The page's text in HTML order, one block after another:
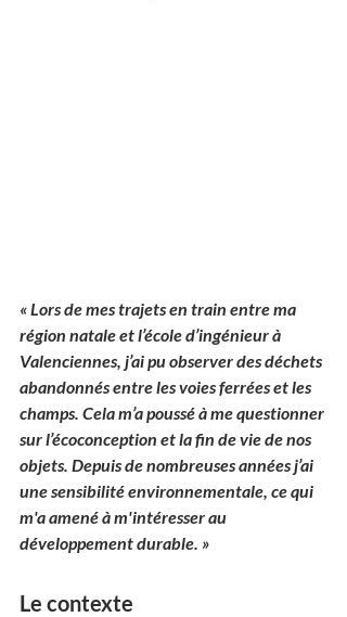
« Lors de mes trajets en train entre ma
région natale et l’école d’ingénieur à
Valenciennes, j’ai pu observer des déchets
abandonnés entre les voies ferrées et les
champs. Cela m’a poussé à me questionner
sur l’écoconception et la fin de vie de nos
objets. Depuis de nombreuses années j’ai
une sensibilité environnementale, ce qui
m'a amené à m'intéresser au
développement durable. »
Le contexte